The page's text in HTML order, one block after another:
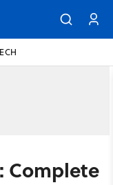
Complete